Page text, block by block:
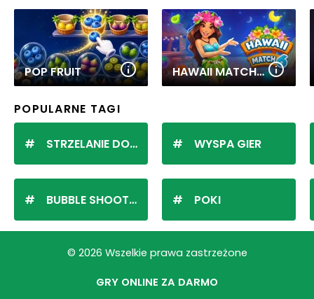
POP FRUIT HAWAII MATCH 6
POPULARNE TAGI
STRZELANIE DO KULEK
BUBBLE SHOOTER
WYSPA GIER
POKI
© 2026 Wszelkie prawa zastrzeżone
GRY ONLINE ZA DARMO